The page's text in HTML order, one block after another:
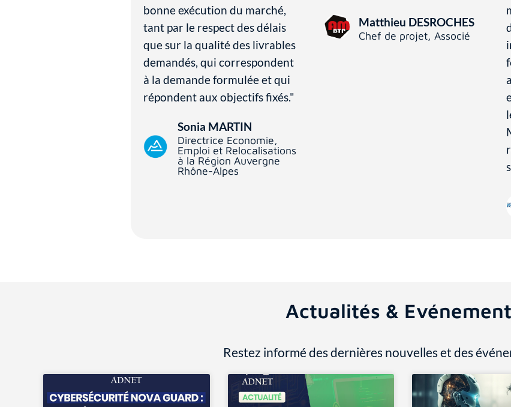
bonne exécution du marché,
tant par le respect des délais
que sur la qualité des livrables
demandés, qui correspondent
à la demande formulée et qui
répondent aux objectifs fixés."
Sonia MARTIN
Directrice Economie,
Emploi et Relocalisations
à la Région Auvergne
Rhône-Alpes
Matthieu DESROCHES
Chef de projet, Associé
Actualités &
Restez informé des dernières nouvelles et des